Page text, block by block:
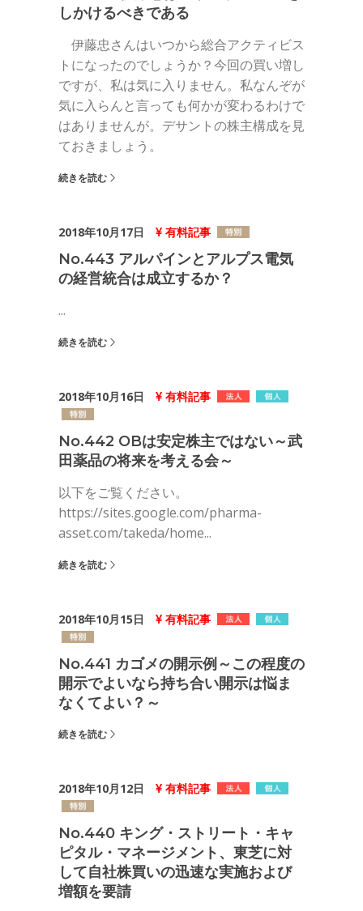
しかけるべきである
伊藤忠さんはいつから総合アクティビス
トになったのでしょうか？今回の買い増し
ですが、私は気に入りません。私なんぞが
気に入らんと言っても何かが変わるわけで
はありませんが。デサントの株主構成を見
ておきましょう。
続きを読む
2018年10月17日 有料記事
No.443 アルパインとアルプス電気
の経営統合は成立するか？
...
続きを読む
2018年10月16日 有料記事
No.442 OBは安定株主ではない～武
田薬品の将来を考える会～
以下をご覧ください。
https://sites.google.com/pharma-
asset.com/takeda/home...
続きを読む
2018年10月15日 有料記事
No.441 カゴメの開示例～この程度の
開示でよいなら持ち合い開示は悩ま
なくてよい？～
続きを読む
2018年10月12日 有料記事
No.440 キング・ストリート・キャ
ピタル・マネージメント、東芝に対
して自社株買いの迅速な実施および
増額を要請